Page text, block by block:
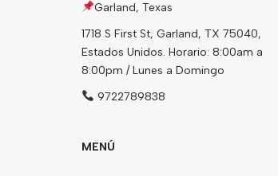
Garland, Texas
1718 S First St, Garland, TX 75040,
Estados Unidos. Horario: 8:00am a
8:00pm / Lunes a Domingo
9722789838
MENÚ